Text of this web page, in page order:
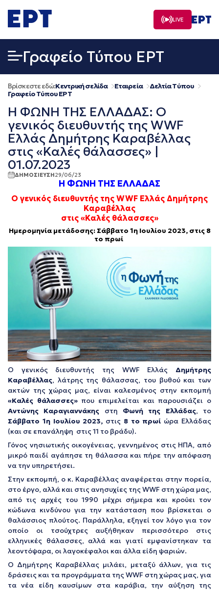
σε
περιεχόμενο
LIVE
Γραφείο Τύπου ΕΡΤ
Βρίσκεστε εδώ:Κεντρική σελίδα Εταιρεία
Δελτία Τύπου
Γραφείο Τύπου ΕΡΤ
Η ΦΩΝΗ ΤΗΣ ΕΛΛΑΔΑΣ: Ο
γενικός διευθυντής της WWF
Ελλάς Δημήτρης Καραβέλλας
στις «Καλές θάλασσες» |
01.07.2023
ΔΗΜΟΣΙΕΥΣΗ29/06/23
Η ΦΩΝΗ ΤΗΣ ΕΛΛΑΔΑΣ
Ο γενικός διευθυντής της WWF Ελλάς Δημήτρης
Καραβέλλας
στις «Καλές θάλασσες»
Ημερομηνία μετάδοσης: Σάββατο 1η Ιουλίου 2023, στις 8
το πρωί
Ο γενικός διευθυντής της WWF Ελλάς Δημήτρης
Καραβέλλας, λάτρης της θάλασσας, του βυθού και των
ακτών της χώρας μας, είναι καλεσμένος στην εκπομπή
«Καλές θάλασσες»που επιμελείται και παρουσιάζει ο
Αντώνης Καραγιαννάκης στη Φωνή της Ελλάδας, το
Σάββατο 1η Ιουλίου 2023, στις 8 το πρωί ώρα Ελλάδας
(και σε επανάληψη στις 11 το βράδυ).
Γόνος νησιωτικής οικογένειας, γεννημένος στις ΗΠΑ, από
μικρό παιδί αγάπησε τη θάλασσα και πήρε την απόφαση
να την υπηρετήσει.
Στην εκπομπή, ο κ. Καραβέλλας αναφέρεται στην πορεία,
στο έργο, αλλά και στις ανησυχίες της WWF στη χώρα μας,
από τις αρχές του 1990 μέχρι σήμερα και κρούει τον
κώδωνα κινδύνου για την κατάσταση που βρίσκεται ο
θαλάσσιος πλούτος. Παράλληλα, εξηγεί τον λόγο για τον
οποίο οι τσούχτρες αυξήθηκαν περισσότερο στις
ελληνικές θάλασσες, αλλά και γιατί εμφανίστηκαν τα
λεοντόψαρα, οι λαγοκέφαλοι και άλλα είδη ψαριών.
Ο Δημήτρης Καραβέλλας μιλάει, μεταξύ άλλων, για τις
δράσεις και τα προγράμματα της WWF στη χώρας μας, για
τα νέα είδη καυσίμων στα καράβια, την αύξηση της